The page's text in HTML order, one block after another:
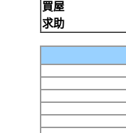
買屋
求助